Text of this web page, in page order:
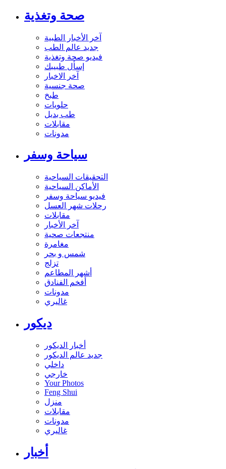
صحة وتغذية
آخر الأخبار الطبية
جديد عالم الطب
فيديو صحة وتغذية
إسأل طبيبك
آخر الاخبار
صحة جنسية
طبخ
حلويات
طب بديل
مقابلات
مدونات
سياحة وسفر
التحقيقات السياحية
الأماكن السياحية
فيديو سياحة وسفر
رحلات شهر العسل
مقابلات
آخر الأخبار
منتجعات صحية
مغامرة
شمس و بحر
تزلج
أشهر المطاعم
أفخم الفنادق
مدونات
غاليري
ديكور
أخبار الديكور
جديد عالم الديكور
داخلي
خارجي
Your Photos
Feng Shui
منزل
مقابلات
مدونات
غاليري
أخبار